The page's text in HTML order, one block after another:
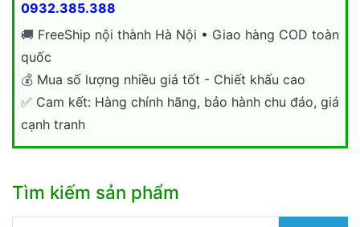
0932.385.388
🚚 FreeShip nội thành Hà Nội • Giao hàng COD toàn
quốc
💰 Mua số lượng nhiều giá tốt - Chiết khấu cao
✅ Cam kết: Hàng chính hãng, bảo hành chu đáo, giá
cạnh tranh
Tìm kiếm sản phẩm